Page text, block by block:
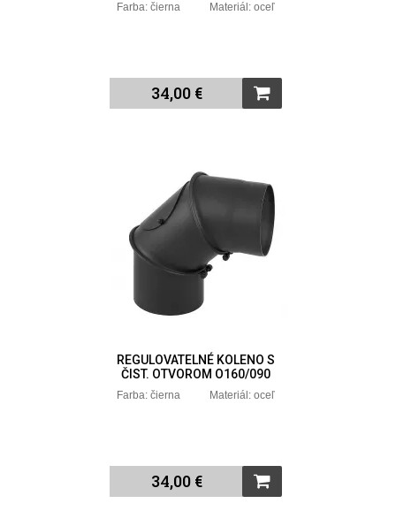
Farba: čierna Materiál: oceľ
34,00 €
REGULOVATELNÉ KOLENO S
ČIST. OTVOROM O160/090
Farba: čierna Materiál: oceľ
34,00 €